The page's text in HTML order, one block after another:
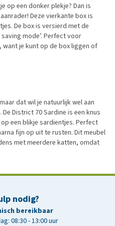
op een donker plekje? Dan is
Deze vierkante box is
De box is versierd met de
mode’. Perfect voor
je kunt op de box liggen of
dat wil je natuurlijk wel aan
District 70 Sardine is een knus
een blikje sardientjes. Perfect
fijn op uit te rusten. Dit meubel
met meerdere katten, omdat
nodig?
bereikbaar
08:30 - 13:00 uur